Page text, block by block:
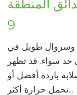
المنطقة
9
وسروال طويل في
حد سواء. قد تظهر
باردة أفضل أو
تحمل حرارة أكثر...